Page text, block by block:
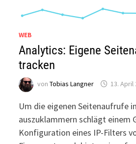
WEB
Analytics: Eigene
tracken
vonTobias Langner 13. April
Um die eigenen Seitenaufrufe
auszuklammern schlägt einem
Konfiguration eines IP-Filters